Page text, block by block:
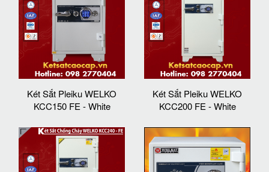
Két Sắt Pleiku WELKO
KCC150 FE - White
Két Sắt Pleiku WELKO
KCC200 FE - White